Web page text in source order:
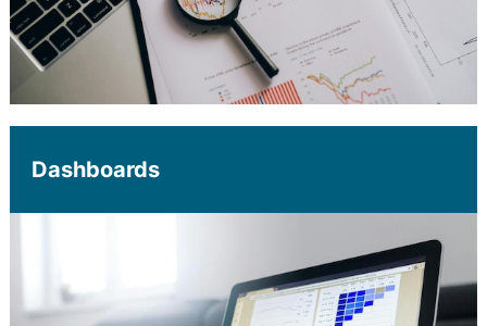
Dashboards